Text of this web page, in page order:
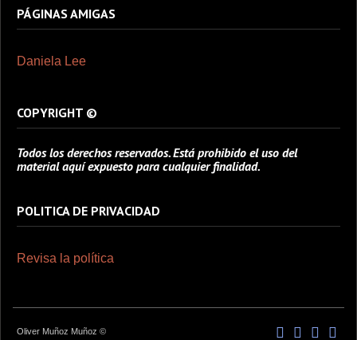
PÁGINAS AMIGAS
Daniela Lee
COPYRIGHT ©
Todos los derechos reservados. Está prohibido el uso del
material aquí expuesto para cualquier finalidad.
POLITICA DE PRIVACIDAD
Revisa la política
Oliver Muñoz Muñoz ©